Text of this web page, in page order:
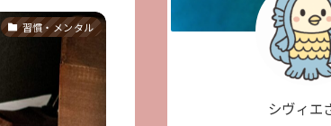
習慣・メンタル
シヴィエ